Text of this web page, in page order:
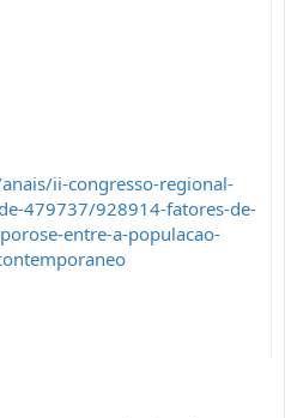
ii-congresso-regional-
479737/928914-fatores-de-
entre-a-populacao-